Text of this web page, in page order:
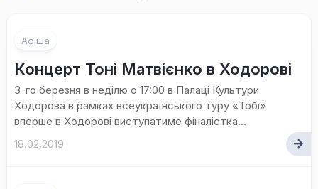
Афіша
Концерт Тоні Матвієнко в Ходорові
3-го березня в неділю о 17:00 в Палаці Культури
Ходорова в рамках всеукраїнського туру «Тобі»
вперше в Ходорові виступатиме фіналістка...
18.02.2019